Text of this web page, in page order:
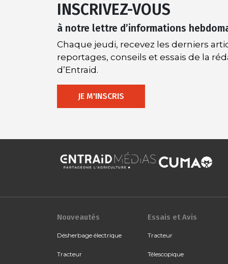
INSCRIVEZ-VOUS
à notre lettre d’informations
Chaque jeudi, recevez les derniers
reportages, conseils et essais de la
d’Entraid.
JE M'INSCRIS
Nouveautés
Désherbage électrique
Tracteur
Essais et Avis
Tracteur
Télescopique